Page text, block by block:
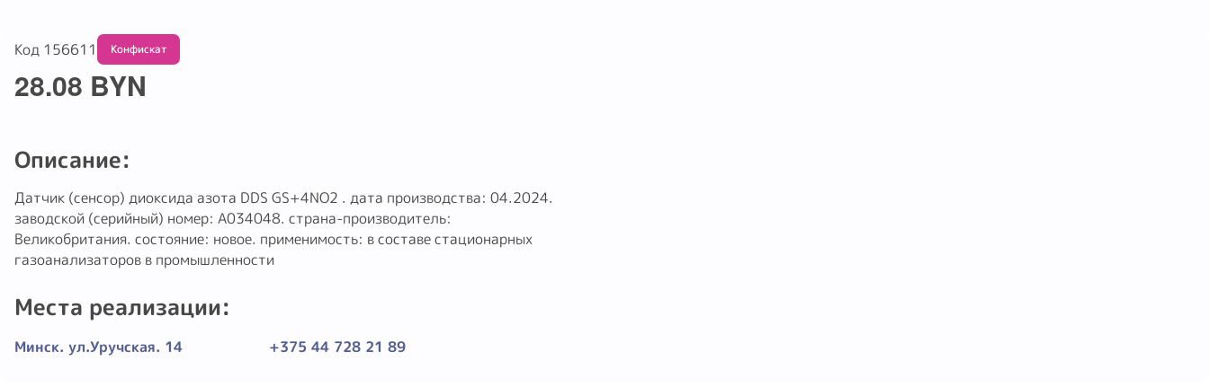
Код 156611 Конфискат
28.08 BYN
Описание:
Датчик (сенсор) диоксида азота DDS GS+4NO2 . дата производства: 04.2024.
заводской (серийный) номер: A034048. страна-производитель:
Великобритания. состояние: новое. применимость: в составе стационарных
газоанализаторов в промышленности
Места реализации:
Минск. ул.Уручская. 14 +375 44 728 21 89